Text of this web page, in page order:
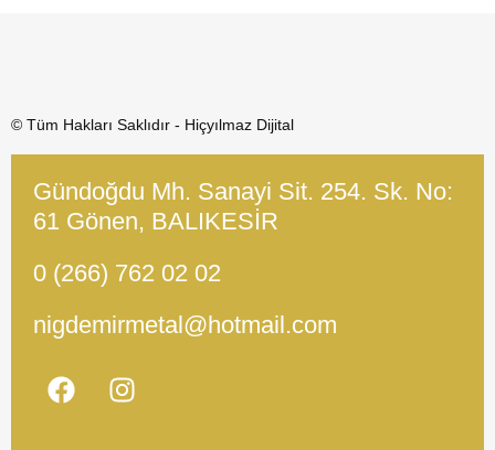
© Tüm Hakları Saklıdır - Hiçyılmaz Dijital
Gündoğdu Mh. Sanayi Sit. 254. Sk. No:
61 Gönen, BALIKESİR
0 (266) 762 02 02
nigdemirmetal@hotmail.com